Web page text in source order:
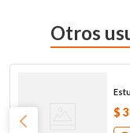
Otros
$